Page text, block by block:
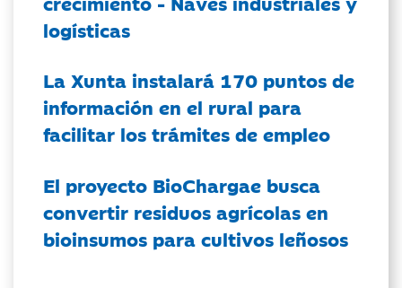
logísticas
La Xunta instalará 170 puntos de
información en el rural para
facilitar los trámites de empleo
El proyecto BioChargae busca
convertir residuos agrícolas en
bioinsumos para cultivos leñosos